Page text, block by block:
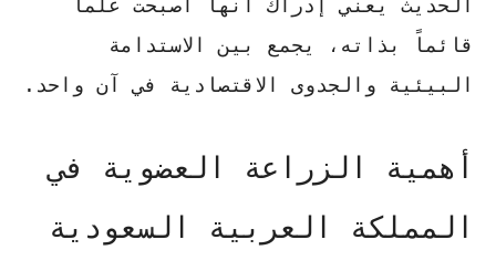
الحديث يعني إدراك أنها أصبحت علماً
قائماً بذاته، يجمع بين الاستدامة
البيئية والجدوى الاقتصادية في آن واحد.
أهمية الزراعة العضوية في
المملكة العربية السعودية